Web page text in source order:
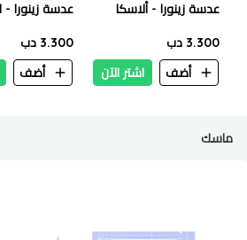
عدسة زينورا - ألاسكا
3.300 دب
أضف
اشتر الآن
عدسة زينورا - العنبر
3.300 دب
أضف
ماسك